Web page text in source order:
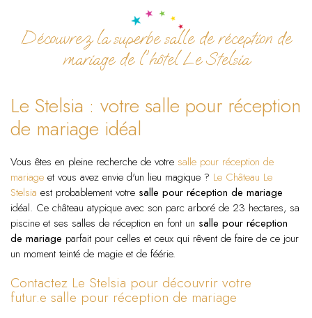
Découvrez la superbe salle de réception de
mariage de l'hôtel Le Stelsia
Le Stelsia : votre salle pour réception
de mariage idéal
Vous êtes en pleine recherche de votre salle pour réception de
mariage et vous avez envie d'un lieu magique ? Le Château Le
Stelsia est probablement votre salle pour réception de mariage
idéal. Ce château atypique avec son parc arboré de 23 hectares, sa
piscine et ses salles de réception en font un salle pour réception
de mariage parfait pour celles et ceux qui rêvent de faire de ce jour
un moment teinté de magie et de féérie.
Contactez Le Stelsia pour découvrir votre
futur.e salle pour réception de mariage